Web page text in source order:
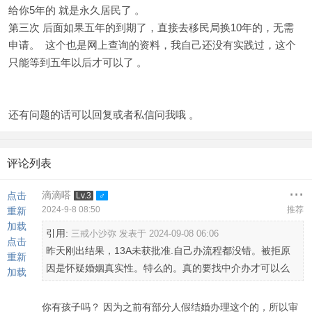
给你5年的 就是永久居民了 。
第三次 后面如果五年的到期了，直接去移民局换10年的，无需
申请。 这个也是网上查询的资料，我自己还没有实践过，这个
只能等到五年以后才可以了 。
还有问题的话可以回复或者私信问我哦 。
评论列表
点击
重新
加载
点击
重新
加载
滴滴嗒 Lv.3 ...
2024-9-8 08:50 推荐
引用: 三戒小沙弥 发表于 2024-09-08 06:06
昨天刚出结果，13A未获批准.自己办流程都没错。被拒原
因是怀疑婚姻真实性。特么的。真的要找中介办才可以么
你有孩子吗？ 因为之前有部分人假结婚办理这个的，所以审